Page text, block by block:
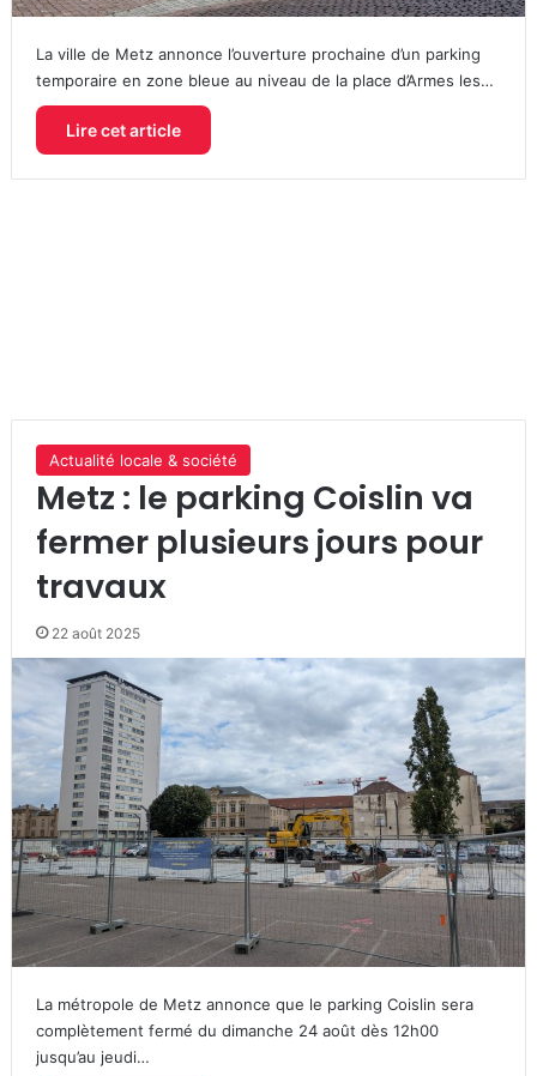
La ville de Metz annonce l’ouverture prochaine d’un parking
temporaire en zone bleue au niveau de la place d’Armes les…
Lire cet article
Actualité locale & société
Metz : le parking Coislin va
fermer plusieurs jours pour
travaux
22 août 2025
La métropole de Metz annonce que le parking Coislin sera
complètement fermé du dimanche 24 août dès 12h00
jusqu’au jeudi…